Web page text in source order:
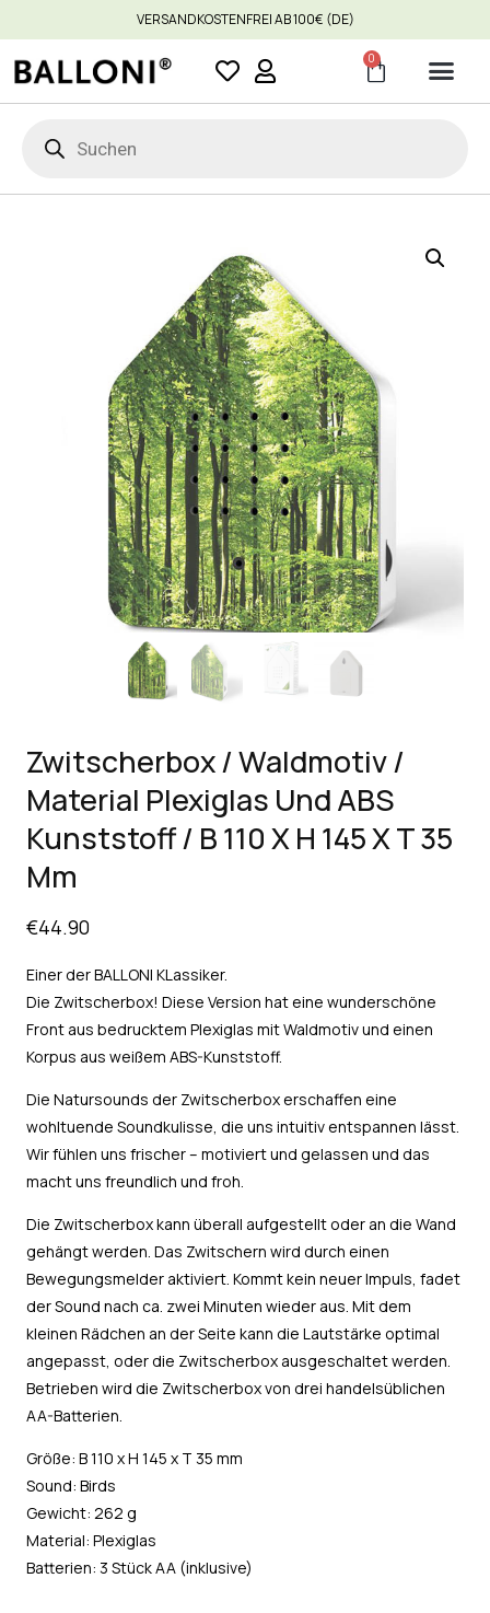
VERSANDKOSTENFREI AB 100€ (DE)
0
Zwitscherbox / Waldmotiv /
Material Plexiglas Und ABS
Kunststoff / B 110 X H 145 X T 35
Mm
€44.90
Einer der BALLONI KLassiker.
Die Zwitscherbox! Diese Version hat eine wunderschöne
Front aus bedrucktem Plexiglas mit Waldmotiv und einen
Korpus aus weißem ABS-Kunststoff.
Die Natursounds der Zwitscherbox erschaffen eine
wohltuende Soundkulisse, die uns intuitiv entspannen lässt.
Wir fühlen uns frischer – motiviert und gelassen und das
macht uns freundlich und froh.
Die Zwitscherbox kann überall aufgestellt oder an die Wand
gehängt werden. Das Zwitschern wird durch einen
Bewegungsmelder aktiviert. Kommt kein neuer Impuls, fadet
der Sound nach ca. zwei Minuten wieder aus. Mit dem
kleinen Rädchen an der Seite kann die Lautstärke optimal
angepasst, oder die Zwitscherbox ausgeschaltet werden.
Betrieben wird die Zwitscherbox von drei handelsüblichen
AA-Batterien.
Größe: B 110 x H 145 x T 35 mm
Sound: Birds
Gewicht: 262 g
Material: Plexiglas
Batterien: 3 Stück AA (inklusive)